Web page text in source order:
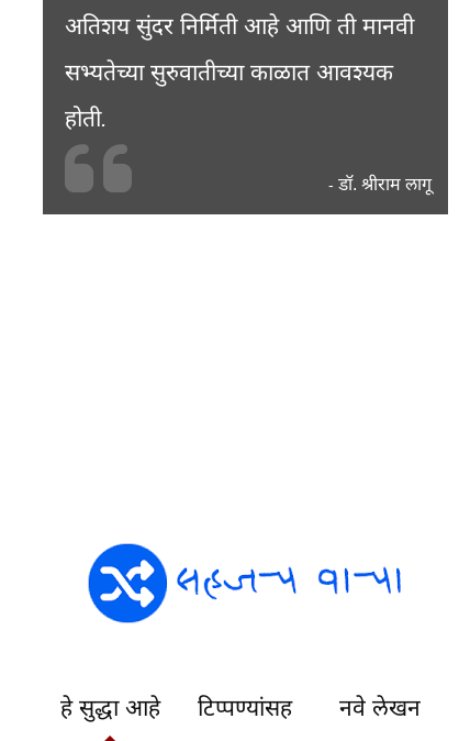
अतिशय सुंदर निर्मिती आहे आणि ती मानवी
सभ्यतेच्या सुरुवातीच्या काळात आवश्यक
होती.
- डॉ. श्रीराम लागू
हे सुद्धा आहे टिप्पण्यांसह नवे लेखन